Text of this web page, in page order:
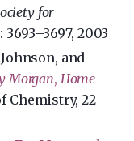
for
3693–3697, 2003
and
Morgan, Home
Chemistry, 22